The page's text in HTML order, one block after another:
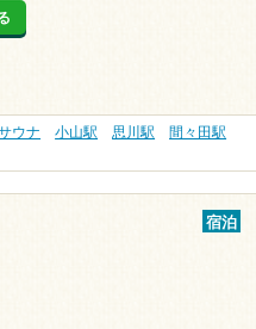
ウナ 小山駅 思川駅
間々田駅
宿泊